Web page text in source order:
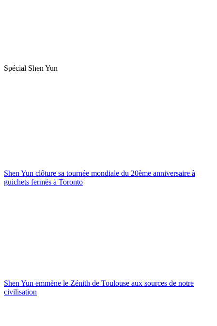
Spécial Shen Yun
Shen Yun clôture sa tournée mondiale du 20ème anniversaire à
guichets fermés à Toronto
Shen Yun emmène le Zénith de Toulouse aux sources de notre
civilisation